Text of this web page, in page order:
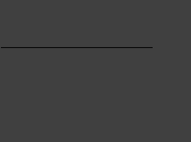
——————————